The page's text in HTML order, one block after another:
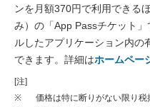
ンを月額370円で利用できる
み）の「App Passチケット
ルしたアプリケーション内の
できます。詳細はホームペー
[注]
※
価格は特に断りがない限り税